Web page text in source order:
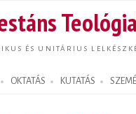
ÉS UNITÁRIUS
OKTATÁS KUTATÁS